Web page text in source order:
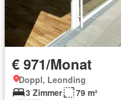
€ 971/Monat
Doppl, Leonding
3 Zimmer
79 m²